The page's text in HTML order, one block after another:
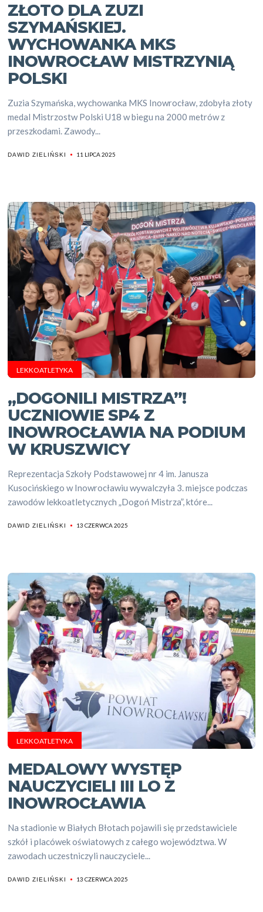
ZŁOTO DLA ZUZI
SZYMAŃSKIEJ.
WYCHOWANKA MKS
INOWROCŁAW MISTRZYNIĄ
POLSKI
Zuzia Szymańska, wychowanka MKS Inowrocław, zdobyła złoty
medal Mistrzostw Polski U18 w biegu na 2000 metrów z
przeszkodami. Zawody...
DAWID ZIELIŃSKI 11 LIPCA 2025
LEKKOATLETYKA
„DOGONILI MISTRZA”!
UCZNIOWIE SP4 Z
INOWROCŁAWIA NA PODIUM
W KRUSZWICY
Reprezentacja Szkoły Podstawowej nr 4 im. Janusza
Kusocińskiego w Inowrocławiu wywalczyła 3. miejsce podczas
zawodów lekkoatletycznych „Dogoń Mistrza”, które...
DAWID ZIELIŃSKI 13 CZERWCA 2025
LEKKOATLETYKA
MEDALOWY WYSTĘP
NAUCZYCIELI III LO Z
INOWROCŁAWIA
Na stadionie w Białych Błotach pojawili się przedstawiciele
szkół i placówek oświatowych z całego województwa. W
zawodach uczestniczyli nauczyciele...
DAWID ZIELIŃSKI 13 CZERWCA 2025